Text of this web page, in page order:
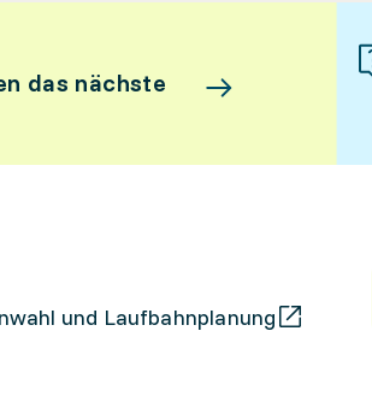
das nächste
und Laufbahnplanung